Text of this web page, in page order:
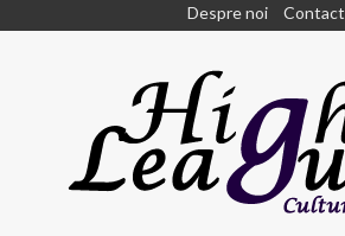
Despre noi Contact